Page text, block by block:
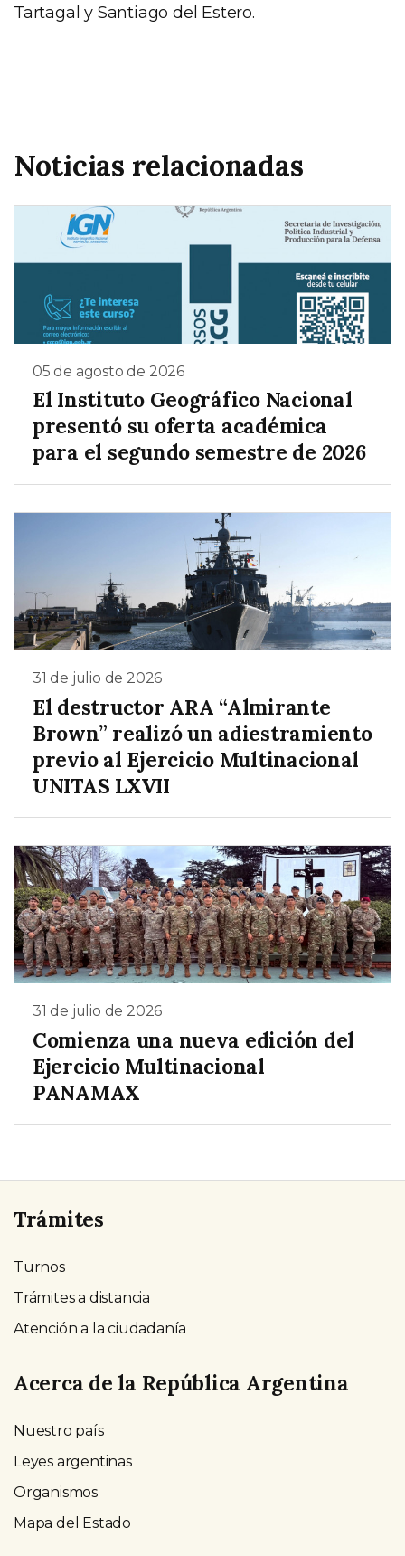
Tartagal y Santiago del Estero.
Noticias relacionadas
05 de agosto de 2026
El Instituto Geográfico Nacional
presentó su oferta académica
para el segundo semestre de 2026
31 de julio de 2026
El destructor ARA “Almirante
Brown” realizó un adiestramiento
previo al Ejercicio Multinacional
UNITAS LXVII
31 de julio de 2026
Comienza una nueva edición del
Ejercicio Multinacional
PANAMAX
Trámites
Turnos
Trámites a distancia
Atención a la ciudadanía
Acerca de la República Argentina
Nuestro país
Leyes argentinas
Organismos
Mapa del Estado